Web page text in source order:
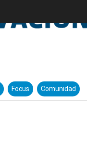
Focus Comunidad